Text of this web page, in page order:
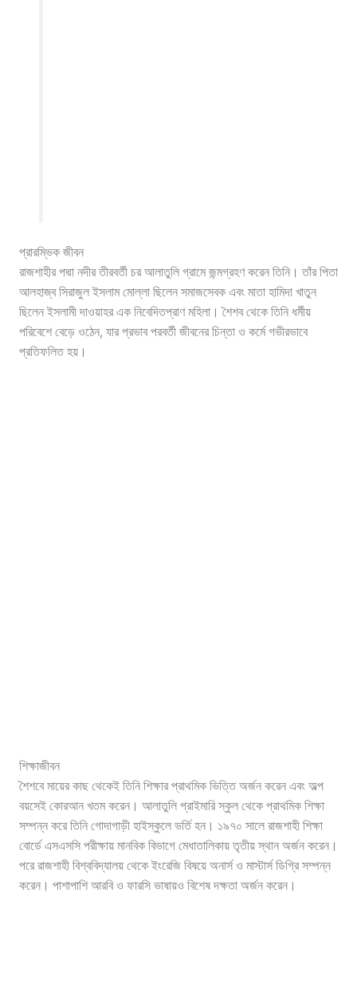
প্রারম্ভিক জীবন
রাজশাহীর পদ্মা নদীর তীরবর্তী চর আলাতুলি গ্রামে জন্মগ্রহণ করেন তিনি। তাঁর পিতা
আলহাজ্ব সিরাজুল ইসলাম মোল্লা ছিলেন সমাজসেবক এবং মাতা হামিদা খাতুন
ছিলেন ইসলামী দাওয়াহর এক নিবেদিতপ্রাণ মহিলা। শৈশব থেকে তিনি ধর্মীয়
পরিবেশে বেড়ে ওঠেন, যার প্রভাব পরবর্তী জীবনের চিন্তা ও কর্মে গভীরভাবে
প্রতিফলিত হয়।
শিক্ষাজীবন
শৈশবে মায়ের কাছ থেকেই তিনি শিক্ষার প্রাথমিক ভিত্তি অর্জন করেন এবং অল্প
বয়সেই কোরআন খতম করেন। আলাতুলি প্রাইমারি স্কুল থেকে প্রাথমিক শিক্ষা
সম্পন্ন করে তিনি গোদাগাড়ী হাইস্কুলে ভর্তি হন। ১৯৭০ সালে রাজশাহী শিক্ষা
বোর্ডে এসএসসি পরীক্ষায় মানবিক বিভাগে মেধাতালিকায় তৃতীয় স্থান অর্জন করেন।
পরে রাজশাহী বিশ্ববিদ্যালয় থেকে ইংরেজি বিষয়ে অনার্স ও মাস্টার্স ডিগ্রি সম্পন্ন
করেন। পাশাপাশি আরবি ও ফারসি ভাষায়ও বিশেষ দক্ষতা অর্জন করেন।